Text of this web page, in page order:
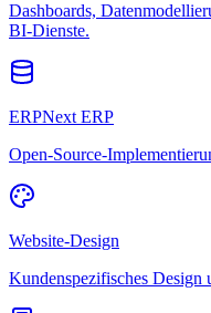
Dashboards,
BI-Dienste.
ERPNext ERP
Open-Source-
Website-Design
Kundenspezifisches